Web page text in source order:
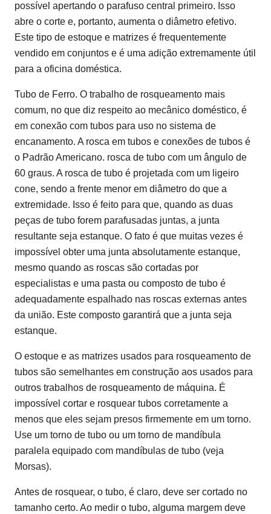
possível apertando o parafuso central primeiro. Isso
abre o corte e, portanto, aumenta o diâmetro efetivo.
Este tipo de estoque e matrizes é frequentemente
vendido em conjuntos e é uma adição extremamente útil
para a oficina doméstica.
Tubo de Ferro. O trabalho de rosqueamento mais
comum, no que diz respeito ao mecânico doméstico, é
em conexão com tubos para uso no sistema de
encanamento. A rosca em tubos e conexões de tubos é
o Padrão Americano. rosca de tubo com um ângulo de
60 graus. A rosca de tubo é projetada com um ligeiro
cone, sendo a frente menor em diâmetro do que a
extremidade. Isso é feito para que, quando as duas
peças de tubo forem parafusadas juntas, a junta
resultante seja estanque. O fato é que muitas vezes é
impossível obter uma junta absolutamente estanque,
mesmo quando as roscas são cortadas por
especialistas e uma pasta ou composto de tubo é
adequadamente espalhado nas roscas externas antes
da união. Este composto garantirá que a junta seja
estanque.
O estoque e as matrizes usados ​​para rosqueamento de
tubos são semelhantes em construção aos usados ​​para
outros trabalhos de rosqueamento de máquina. É
impossível cortar e rosquear tubos corretamente a
menos que eles sejam presos firmemente em um torno.
Use um torno de tubo ou um torno de mandíbula
paralela equipado com mandíbulas de tubo (veja
Morsas).
Antes de rosquear, o tubo, é claro, deve ser cortado no
tamanho certo. Ao medir o tubo, alguma margem deve